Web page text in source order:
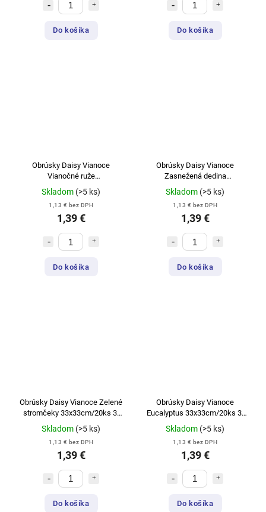
Do košíka Do košíka
Obrúsky Daisy Vianoce
Vianočné ruže
33x33cm/20ks/3-vrstvové
Skladom (>5 ks)
1,13 € bez DPH
1,39 €
Do košíka
Obrúsky Daisy Vianoce
Zasnežená dedina
33x33cm/20ks/3-vrstvové
Skladom (>5 ks)
1,13 € bez DPH
1,39 €
Do košíka
Obrúsky Daisy Vianoce Zelené
stromčeky 33x33cm/20ks 3-
vrstvové SD GW 022101
Skladom (>5 ks)
1,13 € bez DPH
1,39 €
Do košíka
Obrúsky Daisy Vianoce
Eucalyptus 33x33cm/20ks 3-
vrstvové SD GW 022601
Skladom (>5 ks)
1,13 € bez DPH
1,39 €
Do košíka